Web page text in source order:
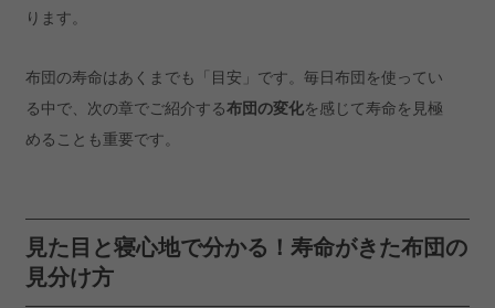
ります。
布団の寿命はあくまでも「目安」です。毎日布団を使ってい
る中で、次の章でご紹介する布団の変化を感じて寿命を見極
めることも重要です。
見た目と寝心地で分かる！寿命がきた布団の
見分け方